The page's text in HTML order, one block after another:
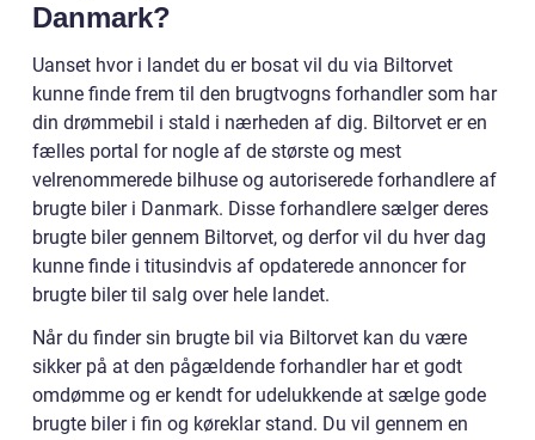
Danmark?
Uanset hvor i landet du er bosat vil du via Biltorvet
kunne finde frem til den brugtvogns forhandler som har
din drømmebil i stald i nærheden af dig. Biltorvet er en
fælles portal for nogle af de største og mest
velrenommerede bilhuse og autoriserede forhandlere af
brugte biler i Danmark. Disse forhandlere sælger deres
brugte biler gennem Biltorvet, og derfor vil du hver dag
kunne finde i titusindvis af opdaterede annoncer for
brugte biler til salg over hele landet.
Når du finder sin brugte bil via Biltorvet kan du være
sikker på at den pågældende forhandler har et godt
omdømme og er kendt for udelukkende at sælge gode
brugte biler i fin og køreklar stand. Du vil gennem en